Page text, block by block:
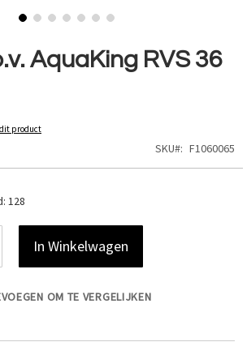
AquaKing RVS 36
dit product
SKU F1060065
128
In Winkelwagen
OM TE VERGELIJKEN